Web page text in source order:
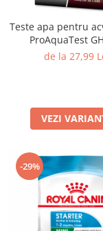
Teste apa pentru
ProAquaTest
de la 27,99
VEZI
-29%